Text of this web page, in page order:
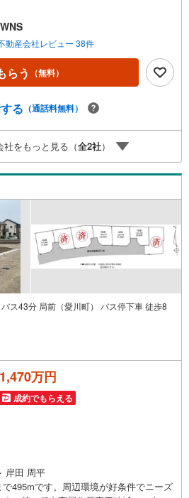
いない地域です。住まいに適した周辺
宅用地はこちらとなっています。【年
】人気物件は特にお問い合わせが集中
お電話下さい。「室内・現地を見学す
予約頂くとご見学がスムーズです。■その
承っております。○住宅ローンのご相談○
富なスタッフが親身になってお客様に合
、お車でのお越しも大歓迎です！
動産会社レビュー 38件
らう （無料）
る （通話料無料）
をもっと見る（全2社）
ス43分 局前（愛川町） バス停下車 徒歩8
1,470万円
成約でもらえる
岸田 周平
495mです。周辺環境が好条件でニーズ